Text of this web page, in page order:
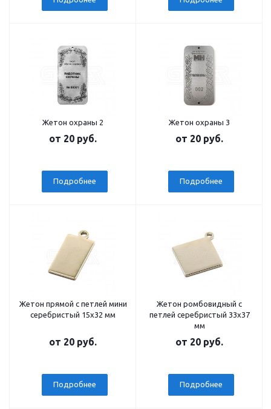
Жетон охраны 2
от 20 руб.
Подробнее
Жетон охраны 3
от 20 руб.
Подробнее
Жетон прямой с петлей мини
серебристый 15x32 мм
от 20 руб.
Подробнее
Жетон ромбовидный с
петлей серебристый 33x37
мм
от 20 руб.
Подробнее